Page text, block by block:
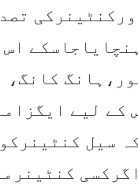
کانگ،
کے لیے
سیل